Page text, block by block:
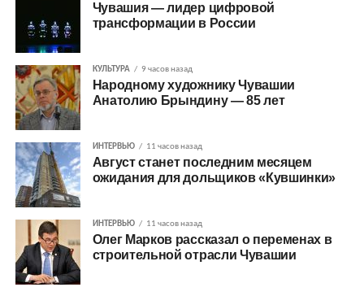
Чувашия — лидер цифровой
трансформации в России
КУЛЬТУРА 9 часов назад
Народному художнику Чувашии
Анатолию Брындину — 85 лет
ИНТЕРВЬЮ 11 часов назад
Август станет последним месяцем
ожидания для дольщиков «Кувшинки»
ИНТЕРВЬЮ 11 часов назад
Олег Марков рассказал о переменах в
строительной отрасли Чувашии